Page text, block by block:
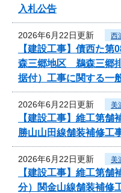
入札公告
2026年6月22日更新 西
【建設工事】債西た
森三郷地区 鵜森三郷
据付）工事に関する一
2026年6月22日更新 美
【建設工事】維工第
勝山山田線舗装補修工
2026年6月22日更新 美
【建設工事】維工第舗
分）関金山線舗装補修